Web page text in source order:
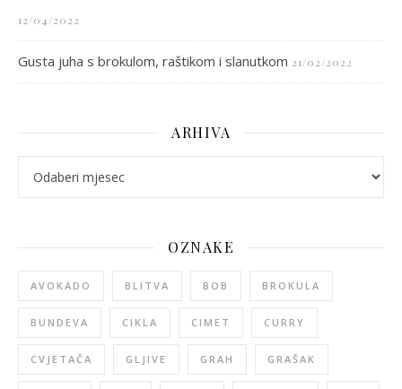
12/04/2022
Gusta juha s brokulom, raštikom i slanutkom 21/02/2022
ARHIVA
OZNAKE
AVOKADO BLITVA BOB BROKULA
BUNDEVA CIKLA CIMET CURRY
CVJETAČA GLJIVE GRAH GRAŠAK